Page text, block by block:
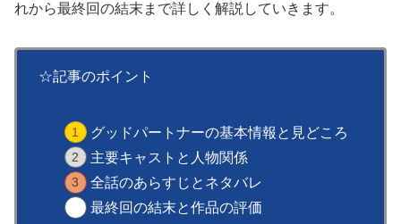
れから最終回の結末まで詳しく解説していきます。
☆記事のポイント
グッドパートナーの基本情報と見どころ
主要キャストと人物関係
全話のあらすじとネタバレ
最終回の結末と作品の評価